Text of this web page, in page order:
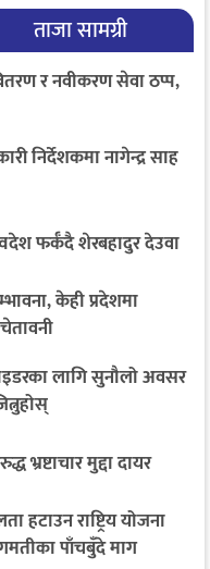
ताजा सामग्री
र नवीकरण सेवा ठप्प,
निर्देशकमा नागेन्द्र साह
फर्कँदै शेरबहादुर देउवा
केही प्रदेशमा
लागि सुनौलो अवसर
भ्रष्टाचार मुद्दा दायर
हटाउन राष्ट्रिय योजना
पाँचबुँदे माग